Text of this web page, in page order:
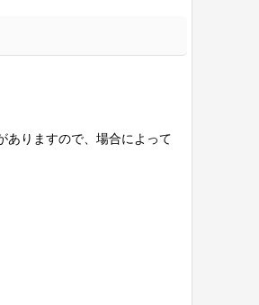
ありますので、場合によって